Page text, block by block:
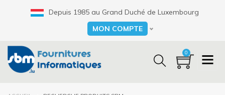
Depuis 1985 au Grand Duché de Luxembourg
Select your language
MON COMPTE
0